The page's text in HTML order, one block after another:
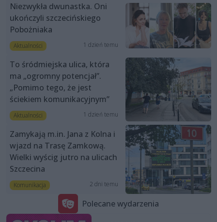
Niezwykła dwunastka. Oni
ukończyli szczecińskiego
Pobożniaka
Aktualności 1 dzień temu
To śródmiejska ulica, która
ma „ogromny potencjał”.
„Pomimo tego, że jest
ściekiem komunikacyjnym”
Aktualności 1 dzień temu
Zamykają m.in. Jana z Kolna i
wjazd na Trasę Zamkową.
Wielki wyścig jutro na ulicach
Szczecina
Komunikacja 2 dni temu
Polecane wydarzenia